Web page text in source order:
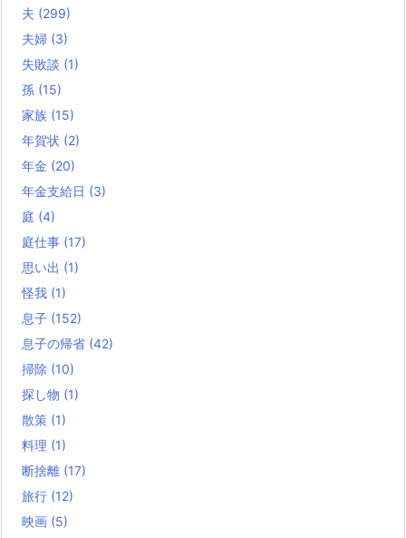
夫 (299)
夫婦 (3)
失敗談 (1)
孫 (15)
家族 (15)
年賀状 (2)
年金 (20)
年金支給日 (3)
庭 (4)
庭仕事 (17)
思い出 (1)
怪我 (1)
息子 (152)
息子の帰省 (42)
掃除 (10)
探し物 (1)
散策 (1)
料理 (1)
断捨離 (17)
旅行 (12)
映画 (5)